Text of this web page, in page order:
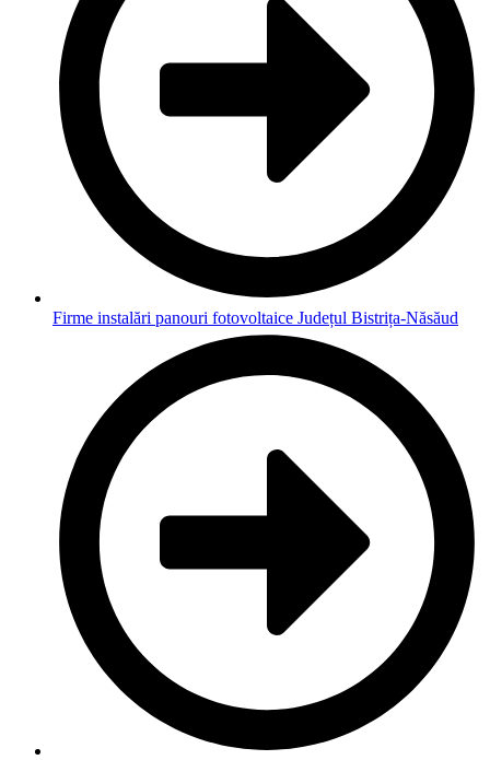
Firme instalări panouri fotovoltaice Județul Bistrița-Năsăud